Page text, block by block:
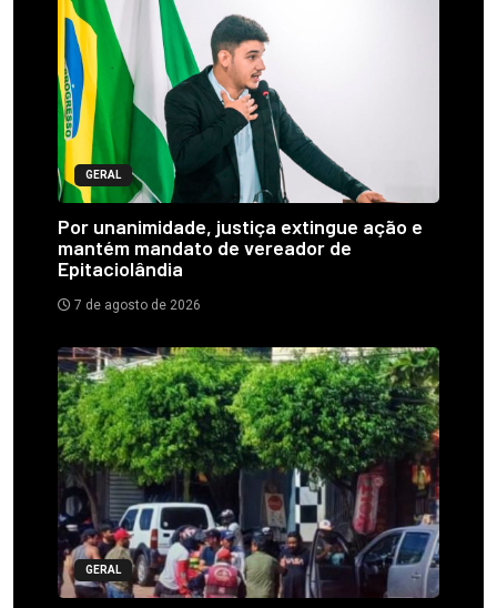
GERAL
Por unanimidade, justiça extingue ação e
mantém mandato de vereador de
Epitaciolândia
7 de agosto de 2026
GERAL